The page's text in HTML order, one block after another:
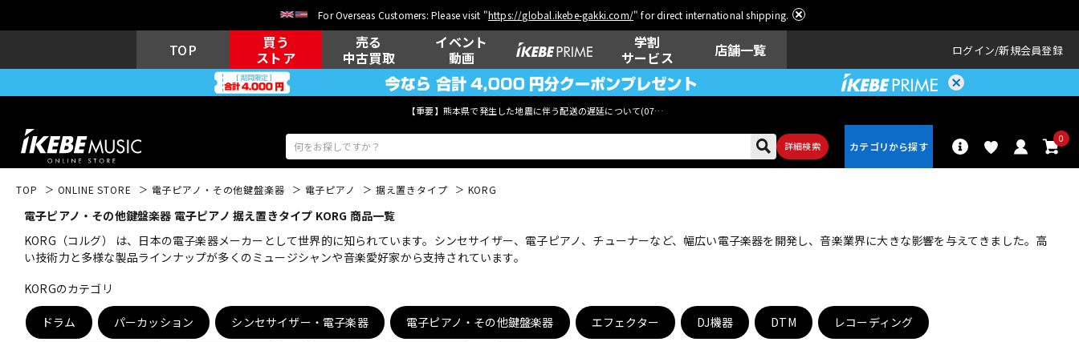
For Overseas Customers: Please visit "https://global.ikebe-gakki.com/" for direct international shipping.
TOP
買う
ストア
売る
中古買取
イベント
動画
学割
サービス
店舗一覧 ログイン 新規会員登録
【重要】熊本県で発生した地震に伴う配送の遅延について(07月29日
詳細検索
0
アコギ/エレ
アコ ン
キーボード 電子ピアノ 管楽器 その他楽器 アンプ エフェクター
TOP ONLINE STORE 電子ピアノ・その他鍵盤楽器 電子ピアノ 据え置きタイプ KORG
電子ピアノ・その他鍵盤楽器 電子ピアノ 据え置きタイプ KORG 商品一覧
KORG（コルグ） は、日本の電子楽器メーカーとして世界的に知られています。シンセサイザー、電子ピアノ、チューナーなど、幅広い電子楽器を開発し、音楽業界に大きな影響を与えてきました。高
い技術力と多様な製品ラインナップが多くのミュージシャンや音楽愛好家から支持されています。
KORGのカテゴリ
ドラム パーカッション シンセサイザー・電子楽器 電子ピアノ・その他鍵盤楽器 エフェクター DJ機器 DTM レコーディング